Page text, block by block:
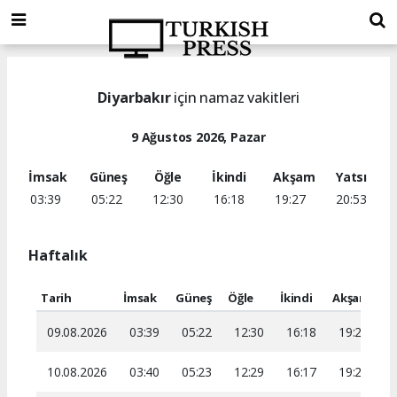
Diyarbakıriçin namaz vakitleri
9 Ağustos 2026, Pazar
İmsak
03:39
Güneş
05:22
Öğle
12:30
İkindi
16:18
Akşam
19:27
Yatsı
20:53
Haftalık
Tarih İmsak Güneş Öğle İkindi Akşam
09.08.2026 03:39 05:22 12:30 16:18 19:27
10.08.2026 03:40 05:23 12:29 16:17 19:26